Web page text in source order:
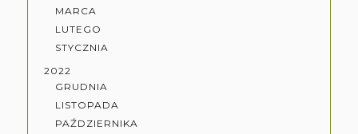
MARCA
LUTEGO
STYCZNIA
2022
GRUDNIA
LISTOPADA
PAŹDZIERNIKA